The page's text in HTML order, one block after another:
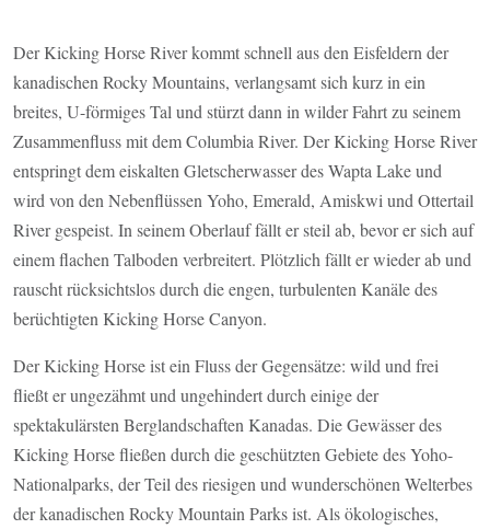
Der Kicking Horse River kommt schnell aus den Eisfeldern der
kanadischen Rocky Mountains, verlangsamt sich kurz in ein
breites, U-förmiges Tal und stürzt dann in wilder Fahrt zu seinem
Zusammenfluss mit dem Columbia River. Der Kicking Horse River
entspringt dem eiskalten Gletscherwasser des Wapta Lake und
wird von den Nebenflüssen Yoho, Emerald, Amiskwi und Ottertail
River gespeist. In seinem Oberlauf fällt er steil ab, bevor er sich auf
einem flachen Talboden verbreitert. Plötzlich fällt er wieder ab und
rauscht rücksichtslos durch die engen, turbulenten Kanäle des
berüchtigten Kicking Horse Canyon.
Der Kicking Horse ist ein Fluss der Gegensätze: wild und frei
fließt er ungezähmt und ungehindert durch einige der
spektakulärsten Berglandschaften Kanadas. Die Gewässer des
Kicking Horse fließen durch die geschützten Gebiete des Yoho-
Nationalparks, der Teil des riesigen und wunderschönen Welterbes
der kanadischen Rocky Mountain Parks ist. Als ökologisches,